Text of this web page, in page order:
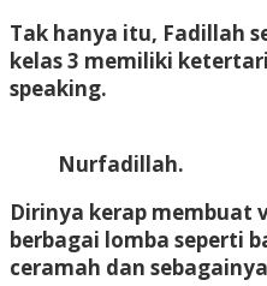
Tak hanya itu, Fadillah
kelas 3 memiliki
speaking.
Nurfadillah.
Dirinya kerap membuat
berbagai lomba seperti
ceramah dan